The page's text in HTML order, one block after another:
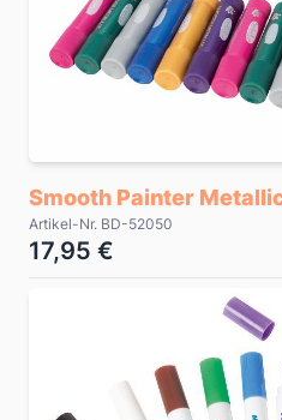
Smooth Painter
Artikel-Nr. BD-52050
17,95 €